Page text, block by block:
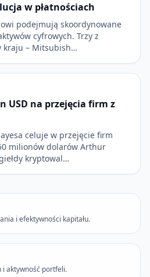
w płatnościach
podejmują skoordynowane
cyfrowych. Trzy z
kraju – Mitsubish…
USD na przejęcia firm z
celuje w przejęcie firm
milionów dolarów Arthur
kryptowal…
i efektywności kapitału.
aktywność portfeli.